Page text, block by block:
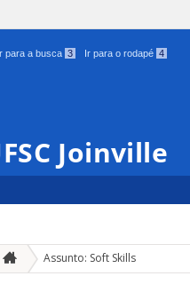
para a busca 3 Ir para o rodapé 4
Joinville
Assunto: Soft Skills